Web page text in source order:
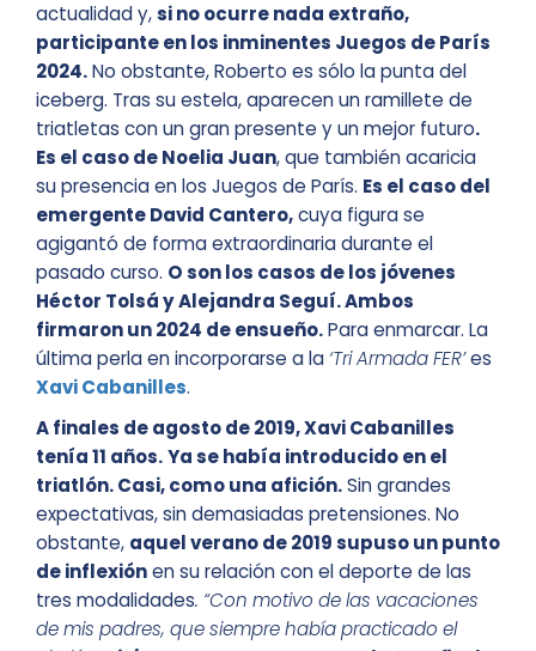
actualidad y,si no ocurre nada extraño,
participante en los inminentes Juegos de París
2024.No obstante, Roberto es sólo la punta del
iceberg. Tras su estela, aparecen un ramillete de
triatletas con un gran presente y un mejor futuro.
Es el caso de Noelia Juan, que también acaricia
su presencia en los Juegos de París. Es el caso del
emergente David Cantero,cuya figura se
agigantó de forma extraordinaria durante el
pasado curso. O son los casos de los jóvenes
Héctor Tolsá y Alejandra Seguí. Ambos
firmaron un 2024 de ensueño.Para enmarcar. La
última perla en incorporarse a la ‘Tri Armada FER’es
Xavi Cabanilles.
A finales de agosto de 2019, Xavi Cabanilles
tenía 11 años.Ya se había introducido en el
triatlón. Casi, como una afición.Sin grandes
expectativas, sin demasiadas pretensiones. No
obstante, aquel verano de 2019 supuso un punto
de inflexiónen su relación con el deporte de las
tres modalidades. “Con motivo de las vacaciones
de mis padres, que siempre había practicado el